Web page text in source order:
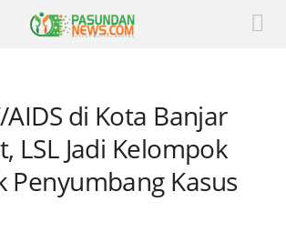
AIDS di Kota Banjar
LSL Jadi Kelompok
Penyumbang Kasus